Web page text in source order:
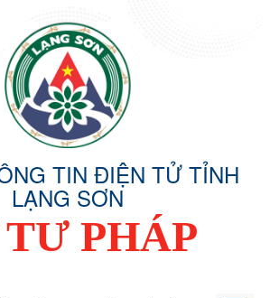
TIN ĐIỆN TỬ TỈNH
LẠNG SƠN
TƯ PHÁP